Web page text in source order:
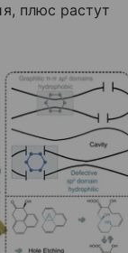
плюс растут